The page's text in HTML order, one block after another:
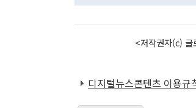
<저작권자(c)
디지털뉴스콘텐츠 이용규